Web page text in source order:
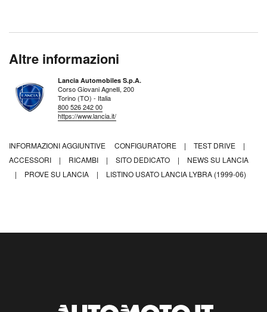
Altre informazioni
Lancia Automobiles S.p.A.
Corso Giovani Agnelli, 200
Torino (TO) - Italia
800 526 242 00
https://www.lancia.it/
INFORMAZIONI AGGIUNTIVE CONFIGURATORE | TEST DRIVE
|
ACCESSORI
| RICAMBI | SITO DEDICATO |
NEWS SU LANCIA
|
PROVE SU LANCIA | LISTINO USATO LANCIA LYBRA (1999-06)